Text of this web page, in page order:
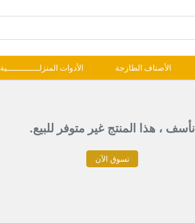
الأصناف الطازجة الأدوات المنزلـــــــــــــية
نأسف ، هذا المنتج غير متوفر للبيع.
تسوق الآن